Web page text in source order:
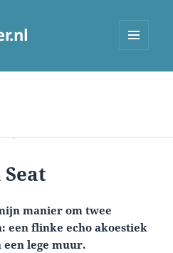
manier om twee
een flinke echo akoestiek
lege muur.